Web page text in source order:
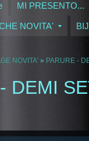
MI PRESENTO...
NOVITA'
NOVITA' » PARURE -
DEMI